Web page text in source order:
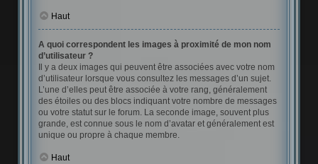
Haut
A quoi correspondent les images à proximité de mon nom
d’utilisateur ?
Il y a deux images qui peuvent être associées avec votre nom
d’utilisateur lorsque vous consultez les messages d’un sujet.
L’une d’elles peut être associée à votre rang, généralement
des étoiles ou des blocs indiquant votre nombre de messages
ou votre statut sur le forum. La seconde image, souvent plus
grande, est connue sous le nom d’avatar et généralement est
unique ou propre à chaque membre.
Haut